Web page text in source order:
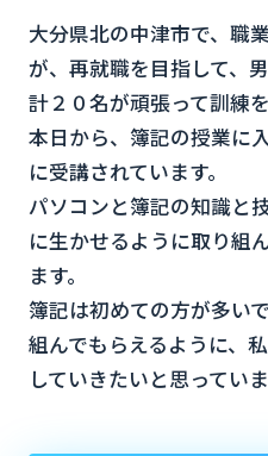
大分県北の中津市で、職
が、再就職を目指して、
計２０名が頑張って訓練
本日から、簿記の授業に
に受講されています。
パソコンと簿記の知識と
に生かせるように取り組
ます。
簿記は初めての方が多い
組んでもらえるように、
していきたいと思っていま